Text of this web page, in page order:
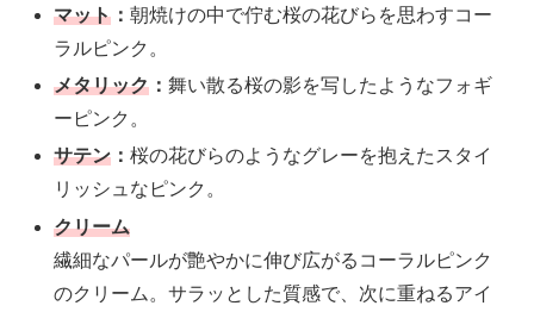
マット ：朝焼けの中で佇む桜の花びらを思わすコー
ラルピンク。
メタリック ：舞い散る桜の影を写したようなフォギ
ーピンク。
サテン ：桜の花びらのようなグレーを抱えたスタイ
リッシュなピンク。
クリーム
繊細なパールが艶やかに伸び広がるコーラルピンク
のクリーム。サラッとした質感で、次に重ねるアイ